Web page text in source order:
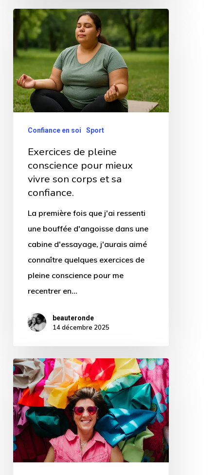
Exercices
de
pleine
conscience
pour
mieux
vivre
confiance.
Confiance en soi Sport
Exercices de pleine
conscience pour mieux
vivre son corps et sa
confiance.
La première fois que j'ai ressenti
une bouffée d'angoisse dans une
cabine d'essayage, j'aurais aimé
connaître quelques exercices de
pleine conscience pour me
recentrer en…
beauteronde
14 décembre 2025
Ludivine
Graveleau,
coach
en
image
:
accompagner